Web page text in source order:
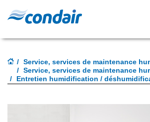
Service, services de maintenance
Service, services de maintenance
Entretien humidification /